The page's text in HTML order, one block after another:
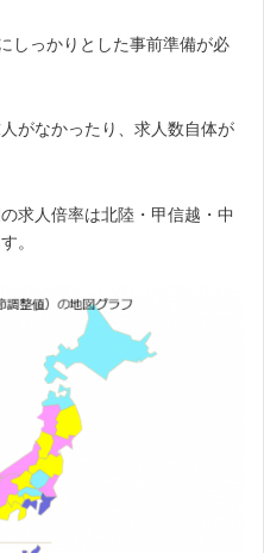
しっかりとした事前準備が必
がなかったり、求人数自体が
求人倍率は北陸・甲信越・中
。